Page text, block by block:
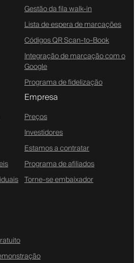
Gestão da fila walk-in
Lista de espera de marcações
Códigos QR Scan-to-Book
Integração de marcação com o
Google
Programa de fidelização
Empresa
Preços
Investidores
Estamos a contratar
Programa de afiliados
Torne-se embaixador